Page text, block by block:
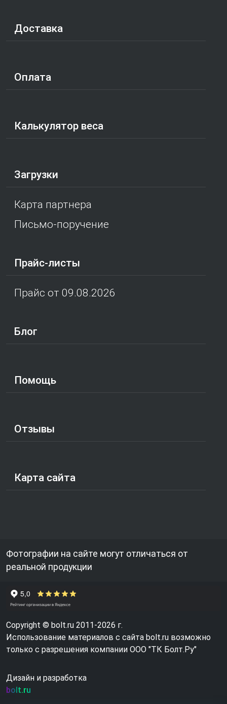
Доставка
Оплата
Калькулятор веса
Загрузки
Карта партнера
Письмо-поручение
Прайс-листы
Прайс от 09.08.2026
Блог
Помощь
Отзывы
Карта сайта
Фотографии на сайте могут отличаться от
реальной продукции
Copyright © bolt.ru 2011-2026 г.
Использование материалов с сайта bolt.ru возможно
только с разрешения компании ООО "ТК Болт.Ру"
Дизайн и разработка
bolt.ru